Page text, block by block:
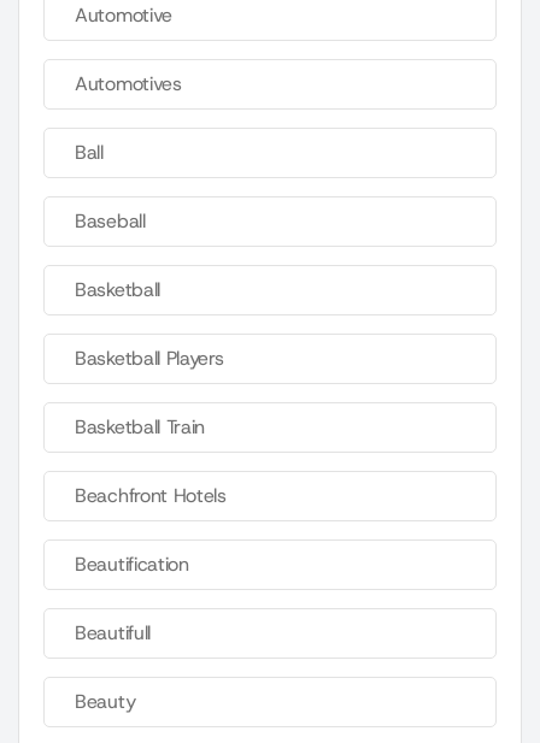
Automotive
Automotives
Ball
Baseball
Basketball
Basketball Players
Basketball Train
Beachfront Hotels
Beautification
Beautifull
Beauty